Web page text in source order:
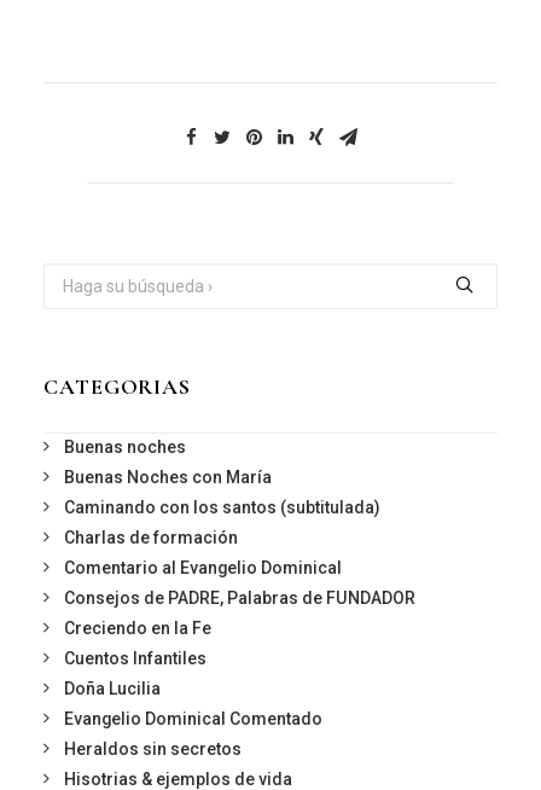
CATEGORIAS
Buenas noches
Buenas Noches con María
Caminando con los santos (subtitulada)
Charlas de formación
Comentario al Evangelio Dominical
Consejos de PADRE, Palabras de FUNDADOR
Creciendo en la Fe
Cuentos Infantiles
Doña Lucilia
Evangelio Dominical Comentado
Heraldos sin secretos
Hisotrias & ejemplos de vida